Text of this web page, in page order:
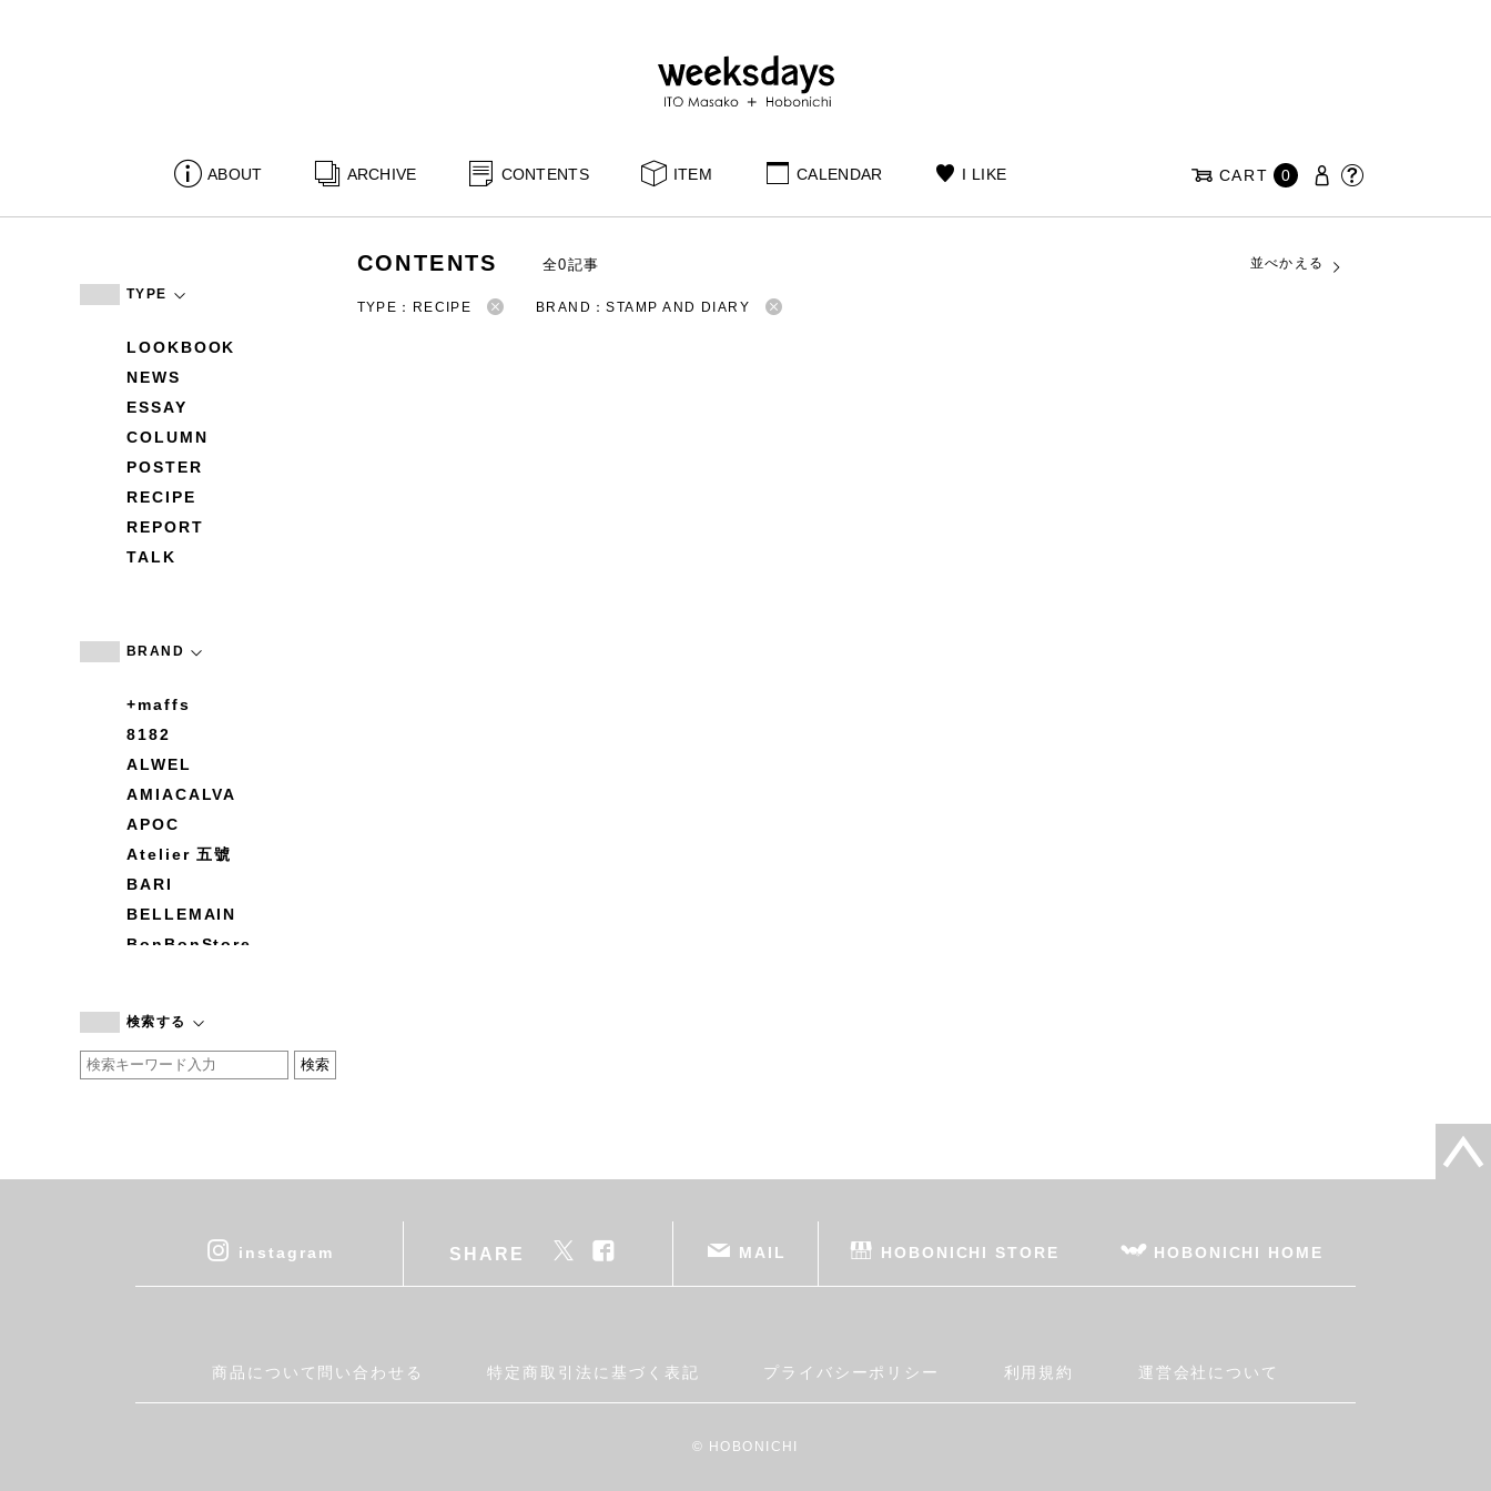
ABOUT ARCHIVE CONTENTS ITEM CALENDAR I LIKE CART 0
TYPE
LOOKBOOK
NEWS
ESSAY
COLUMN
POSTER
RECIPE
REPORT
TALK
BRAND
+maffs
8182
ALWEL
AMIACALVA
APOC
Atelier 五號
BARI
BELLEMAIN
BonBonStore
by basics
CATWORTH
cohan
DEAN & DELUCA
Fatima Morocco
検索する
CONTENTS 全0記事 並べかえる
TYPE：RECIPE BRAND：STAMP AND DIARY
instagram SHARE MAIL HOBONICHI STORE HOBONICHI HOME
商品について問い合わせる 特定商取引法に基づく表記 プライバシーポリシー 利用規約 運営会社について
© HOBONICHI